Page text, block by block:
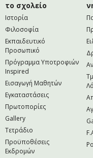
το σχολείο
Ιστορία
Φιλοσοφία
Εκπαιδευτικό
Προσωπικό
Πρόγραμμα Υποτροφιών
Inspired
Εισαγωγή Μαθητών
Εγκαταστάσεις
Πρωτοπορίες
Gallery
Τετράδιο
Προϋποθέσεις
Εκδρομών